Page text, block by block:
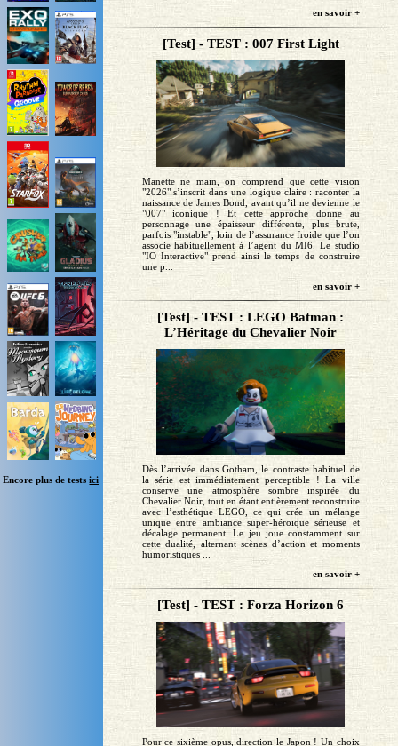
Encore plus de testsici
en savoir +
[Test] - TEST : 007 First Light
Manette ne main, on comprend que cette vision
"2026" s’inscrit dans une logique claire : raconter la
naissance de James Bond, avant qu’il ne devienne le
"007" iconique ! Et cette approche donne au
personnage une épaisseur différente, plus brute,
parfois "instable", loin de l’assurance froide que l’on
associe habituellement à l’agent du MI6. Le studio
"IO Interactive" prend ainsi le temps de construire
une p...
en savoir +
[Test] - TEST : LEGO Batman :
L’Héritage du Chevalier Noir
Dès l’arrivée dans Gotham, le contraste habituel de
la série est immédiatement perceptible ! La ville
conserve une atmosphère sombre inspirée du
Chevalier Noir, tout en étant entièrement reconstruite
avec l’esthétique LEGO, ce qui crée un mélange
unique entre ambiance super-héroïque sérieuse et
décalage permanent. Le jeu joue constamment sur
cette dualité, alternant scènes d’action et moments
humoristiques ...
en savoir +
[Test] - TEST : Forza Horizon 6
Pour ce sixième opus, direction le Japon ! Un choix